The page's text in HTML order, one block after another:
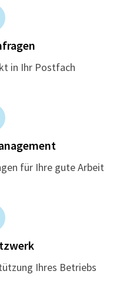
in Ihr Postfach
für Ihre gute Arbeit
Ihres Betriebs